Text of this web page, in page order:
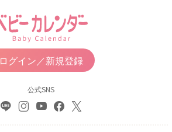
ログイン／新規登録
公式SNS